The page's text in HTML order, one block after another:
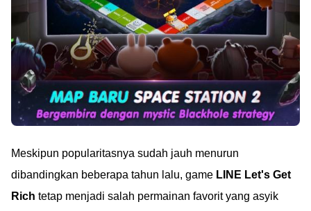
Meskipun popularitasnya sudah jauh menurun
dibandingkan beberapa tahun lalu, game LINE Let's Get
Rich tetap menjadi salah permainan favorit yang asyik